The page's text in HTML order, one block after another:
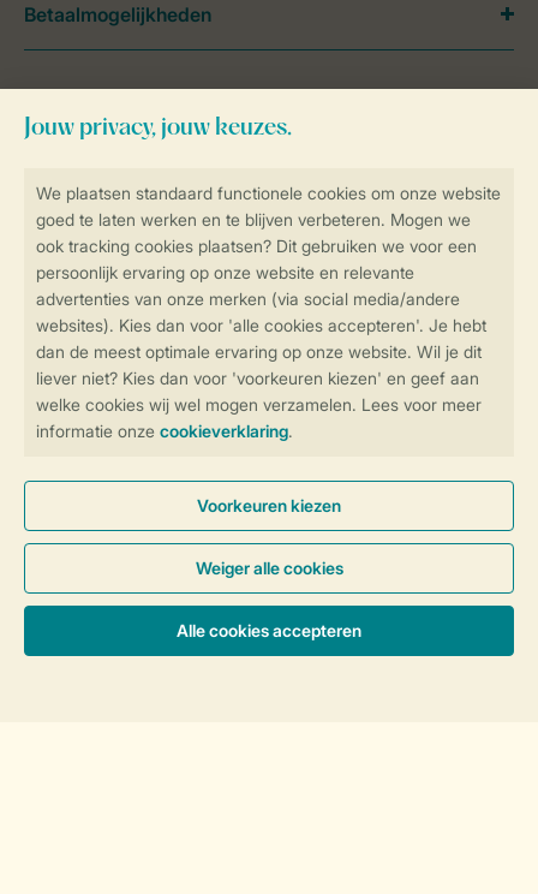
Veilig en snel online boeken
Veilige gegevensoverdracht
Veilige betaling
Hulp nodig?
neem contact op met hetContact Center.
Follow Us
facebookinstagramtiktok youtube
Blijf op de hoogte
Betaalmogelijkheden